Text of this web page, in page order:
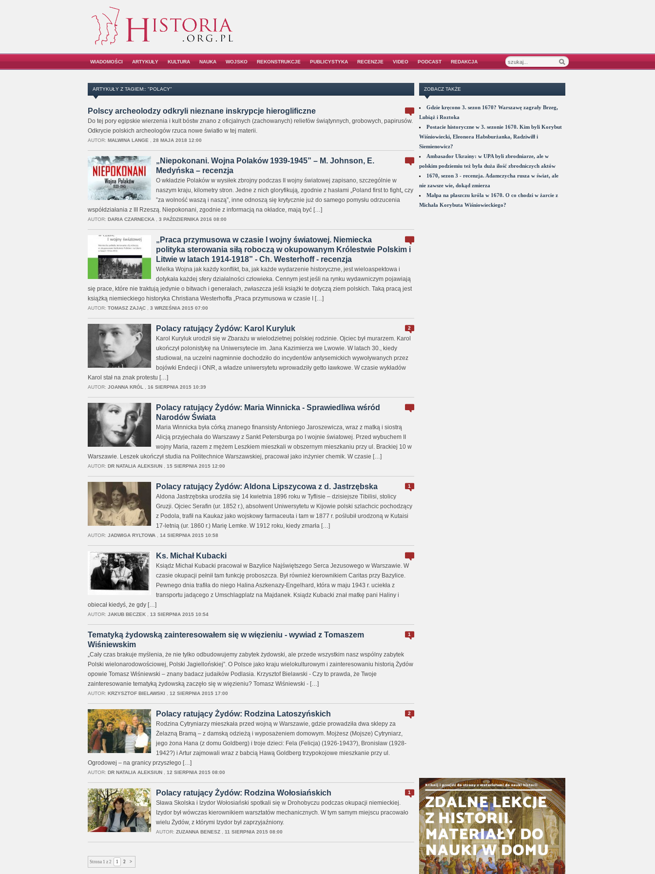
WIADOMOŚCI ARTYKUŁY KULTURA NAUKA WOJSKO REKONSTRUKCJE PUBLICYSTYKA RECENZJE VIDEO PODCAST REDAKCJA
ARTYKUŁY Z TAGIEM:: "POLACY"
Polscy archeolodzy odkryli nieznane inskrypcje hieroglificzne
Do tej pory egipskie wierzenia i kult bóstw znano z oficjalnych (zachowanych) reliefów świątynnych, grobowych, papirusów.
Odkrycie polskich archeologów rzuca nowe światło w tej materii.
AUTOR: MALWINA LANGE 28 MAJA 2018 12:00
„Niepokonani. Wojna Polaków 1939-1945” – M. Johnson, E.
Medyńska – recenzja
O wkładzie Polaków w wysiłek zbrojny podczas II wojny światowej zapisano, szczególnie w
naszym kraju, kilometry stron. Jedne z nich gloryfikują, zgodnie z hasłami „Poland first to fight„ czy
”za wolność waszą i naszą”, inne odnoszą się krytycznie już do samego pomysłu odrzucenia
współdziałania z III Rzeszą. Niepokonani, zgodnie z informacją na okładce, mają być […]
AUTOR: DARIA CZARNECKA, 3 PAŹDZIERNIKA 2016 08:00
„Praca przymusowa w czasie I wojny światowej. Niemiecka
polityka sterowania siłą roboczą w okupowanym Królestwie Polskim i
Litwie w latach 1914-1918” - Ch. Westerhoff - recenzja
Wielka Wojna jak każdy konflikt, ba, jak każde wydarzenie historyczne, jest wieloaspektowa i
dotykała każdej sfery działalności człowieka. Cennym jest jeśli na rynku wydawniczym pojawiają
się prace, które nie traktują jedynie o bitwach i generałach, zwłaszcza jeśli książki te dotyczą ziem polskich. Taką pracą jest
książką niemieckiego historyka Christiana Westerhoffa „Praca przymusowa w czasie I […]
AUTOR: TOMASZ ZAJĄC, 3 WRZEŚNIA 2015 07:00
2
Polacy ratujący Żydów: Karol Kuryluk
Karol Kuryluk urodził się w Zbarażu w wielodzietnej polskiej rodzinie. Ojciec był murarzem. Karol
ukończył polonistykę na Uniwersytecie im. Jana Kazimierza we Lwowie. W latach 30., kiedy
studiował, na uczelni nagminnie dochodziło do incydentów antysemickich wywoływanych przez
bojówki Endecji i ONR, a władze uniwersytetu wprowadziły getto ławkowe. W czasie wykładów
Karol stał na znak protestu […]
AUTOR: JOANNA KRÓL 16 SIERPNIA 2015 10:39
Polacy ratujący Żydów: Maria Winnicka - Sprawiedliwa wśród
Narodów Świata
Maria Winnicka była córką znanego finansisty Antoniego Jaroszewicza, wraz z matką i siostrą
Alicją przyjechała do Warszawy z Sankt Petersburga po I wojnie światowej. Przed wybuchem II
wojny Maria, razem z mężem Leszkiem mieszkali w obszernym mieszkaniu przy ul. Brackiej 10 w
Warszawie. Leszek ukończył studia na Politechnice Warszawskiej, pracował jako inżynier chemik. W czasie […]
AUTOR: DR NATALIA ALEKSIUN, 15 SIERPNIA 2015 12:00
1
Polacy ratujący Żydów: Aldona Lipszycowa z d. Jastrzębska
Aldona Jastrzębska urodziła się 14 kwietnia 1896 roku w Tyflisie – dzisiejsze Tibilisi, stolicy
Gruzji. Ojciec Serafin (ur. 1852 r.), absolwent Uniwersytetu w Kijowie polski szlachcic pochodzący
z Podola, trafił na Kaukaz jako wojskowy farmaceuta i tam w 1877 r. poślubił urodzoną w Kutaisi
17-letnią (ur. 1860 r.) Marię Lemke. W 1912 roku, kiedy zmarła […]
AUTOR: JADWIGA RYLTOWA, 14 SIERPNIA 2015 10:58
Ks. Michał Kubacki
Ksiądz Michał Kubacki pracował w Bazylice Najświętszego Serca Jezusowego w Warszawie. W
czasie okupacji pełnił tam funkcję proboszcza. Był również kierownikiem Caritas przy Bazylice.
Pewnego dnia trafiła do niego Halina Aszkenazy-Engelhard, która w maju 1943 r. uciekła z
transportu jadącego z Umschlagplatz na Majdanek. Ksiądz Kubacki znał matkę pani Haliny i
obiecał kiedyś, że gdy […]
AUTOR: JAKUB BECZEK, 13 SIERPNIA 2015 10:54
1
Tematyką żydowską zainteresowałem się w więzieniu - wywiad z Tomaszem
Wiśniewskim
„Cały czas brakuje myślenia, że nie tylko odbudowujemy zabytek żydowski, ale przede wszystkim nasz wspólny zabytek
Polski wielonarodowościowej, Polski Jagiellońskiej”. O Polsce jako kraju wielokulturowym i zainteresowaniu historią Żydów
opowie Tomasz Wiśniewski – znany badacz judaików Podlasia. Krzysztof Bielawski - Czy to prawda, że Twoje
zainteresowanie tematyką żydowską zaczęło się w więzieniu? Tomasz Wiśniewski - […]
AUTOR: KRZYSZTOF BIELAWSKI 12 SIERPNIA 2015 17:00
2
Polacy ratujący Żydów: Rodzina Latoszyńskich
Rodzina Cytryniarzy mieszkała przed wojną w Warszawie, gdzie prowadziła dwa sklepy za
Żelazną Bramą – z damską odzieżą i wyposażeniem domowym. Mojżesz (Mojsze) Cytryniarz,
jego żona Hana (z domu Goldberg) i troje dzieci: Fela (Felicja) (1926-1943?), Bronisław (1928-
1942?) i Artur zajmowali wraz z babcią Hawą Goldberg trzypokojowe mieszkanie przy ul.
Ogrodowej – na granicy przyszłego […]
AUTOR: DR NATALIA ALEKSIUN, 12 SIERPNIA 2015 08:00
1
Polacy ratujący Żydów: Rodzina Wołosiańskich
Sława Skolska i Izydor Wołosiański spotkali się w Drohobyczu podczas okupacji niemieckiej.
Izydor był wówczas kierownikiem warsztatów mechanicznych. W tym samym miejscu pracowało
wielu Żydów, z którymi Izydor był zaprzyjaźniony.
AUTOR: ZUZANNA BENESZ, 11 SIERPNIA 2015 08:00
Strona 1 z 2 1 2 >
ZOBACZ TAKŻE
Gdzie kręcono 3. sezon 1670? Warszawę zagrały Brzeg,
Lubiąż i Roztoka
Postacie historyczne w 3. sezonie 1670. Kim byli Korybut
Wiśniowiecki, Eleonora Habsburżanka, Radziwiłł i
Siemienowicz?
Ambasador Ukrainy: w UPA byli zbrodniarze, ale w
polskim podziemiu też była duża ilość zbrodniczych aktów
1670, sezon 3 - recenzja. Adamczycha rusza w świat, ale
nie zawsze wie, dokąd zmierza
Małpa na płaszczu króla w 1670. O co chodzi w żarcie z
Michała Korybuta Wiśniowieckiego?